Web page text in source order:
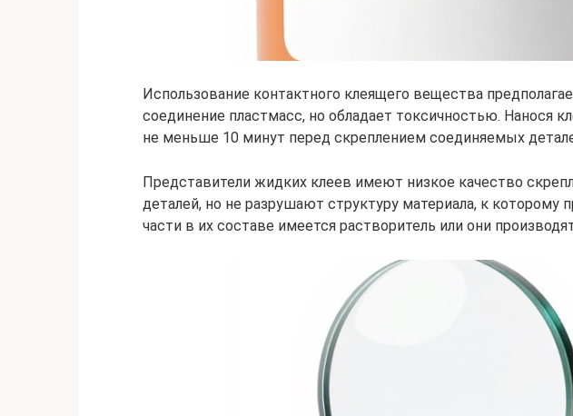
Использование контактного клеящего вещества
соединение пластмасс, но обладает токсичностью. Нанося
не меньше 10 минут перед скреплением соединяемых
Представители жидких клеев имеют низкое качество
деталей, но не разрушают структуру материала, к
части в их составе имеется растворитель или они